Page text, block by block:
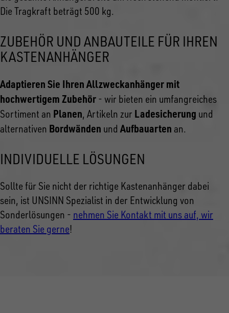
Die Tragkraft beträgt 500 kg.
ZUBEHÖR UND ANBAUTEILE FÜR IHREN
KASTENANHÄNGER
Adaptieren Sie Ihren Allzweckanhänger mit
hochwertigem Zubehör - wir bieten ein umfangreiches
Sortiment an Planen, Artikeln zur Ladesicherung und
alternativen Bordwänden undAufbauarten an.
INDIVIDUELLE LÖSUNGEN
Sollte für Sie nicht der richtige Kastenanhänger dabei
sein, ist UNSINN Spezialist in der Entwicklung von
Sonderlösungen - nehmen Sie Kontakt mit uns auf, wir
beraten Sie gerne!